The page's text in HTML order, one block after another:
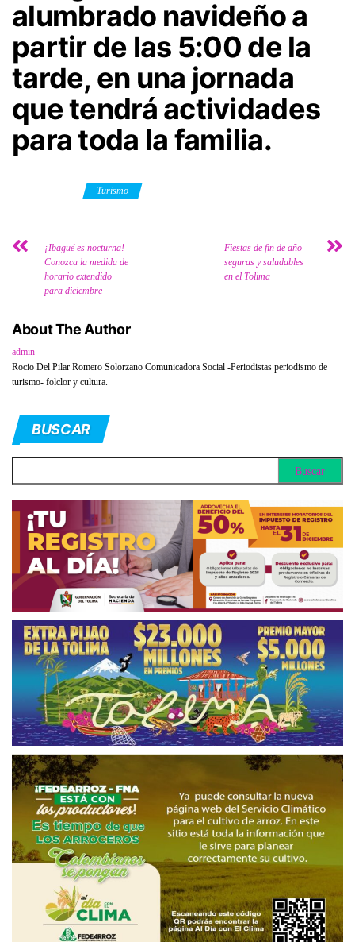
alumbrado navideño a
partir de las 5:00 de la
tarde, en una jornada
que tendrá actividades
para toda la familia.
Turismo
¡Ibagué es nocturna!
Conozca la medida de
horario extendido
para diciembre
Fiestas de fin de año
seguras y saludables
en el Tolima
About The Author
admin
Rocio Del Pilar Romero Solorzano Comunicadora Social -Periodistas periodismo de
turismo- folclor y cultura.
BUSCAR